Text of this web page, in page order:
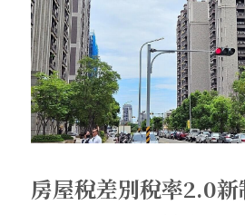
房屋稅差別稅率2.0新